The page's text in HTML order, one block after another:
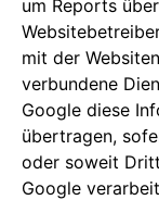
um Reports
mit der
verbundene
Google diese
übertragen,
oder soweit
Google